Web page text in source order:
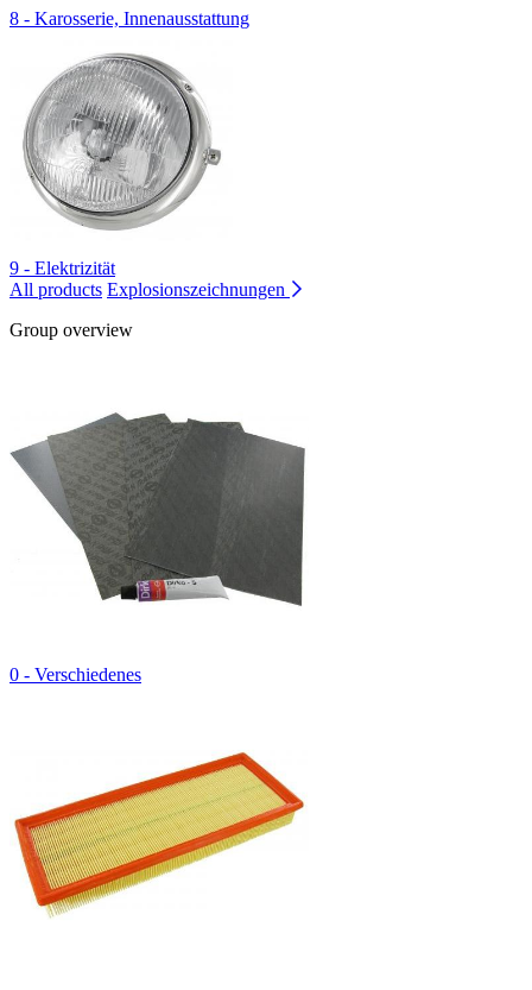
8 - Karosserie, Innenausstattung
9 - Elektrizität
All products Explosionszeichnungen
Group overview
0 - Verschiedenes